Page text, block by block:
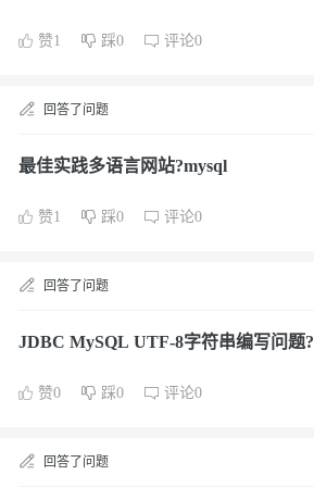
赞1 踩0 评论0
回答了问题
最佳实践多语言网站?mysql
赞1 踩0 评论0
回答了问题
JDBC MySQL UTF-8字符串编写问题
赞0 踩0 评论0
回答了问题